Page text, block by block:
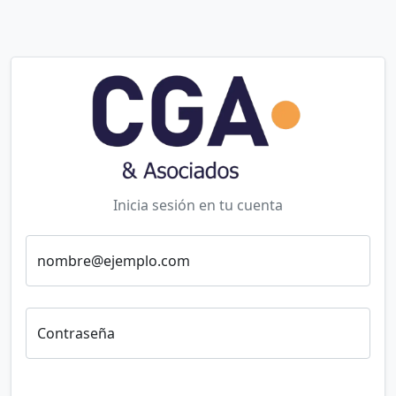
Inicia sesión en tu cuenta
nombre@ejemplo.com
Contraseña